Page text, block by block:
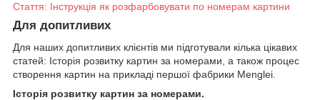
Стаття: Інструкція як розфарбовувати по номерам картини
Для допитливих
Для наших допитливих клієнтів ми підготували кілька цікавих
статей: Історія розвитку картин за номерами, а також процес
створення картин на прикладі першої фабрики Menglei.
Історія розвитку картин за номерами.